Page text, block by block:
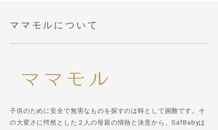
ママモルについて
子供のために安全で無害なものを探すのは時として困難です。そ
の大変さに愕然とした２人の母親の情熱と決意から、SafBabyは